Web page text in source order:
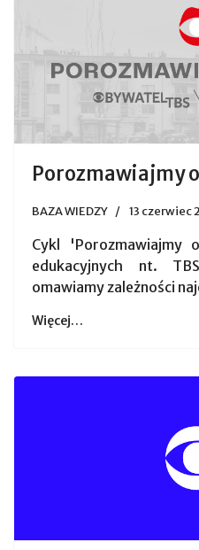
Porozmawiajmy
BAZA WIEDZY 13 czerwiec
Cykl
edukacyjnych nt.
omawiamy zależności
Więcej…